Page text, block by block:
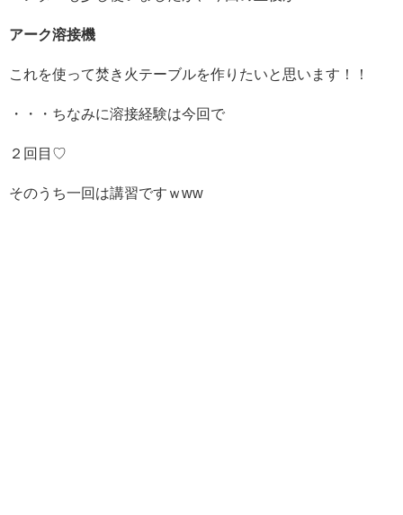
アーク溶接機
これを使って焚き火テーブルを作りたいと思います！！
・・・ちなみに溶接経験は今回で
２回目♡
そのうち一回は講習ですｗww